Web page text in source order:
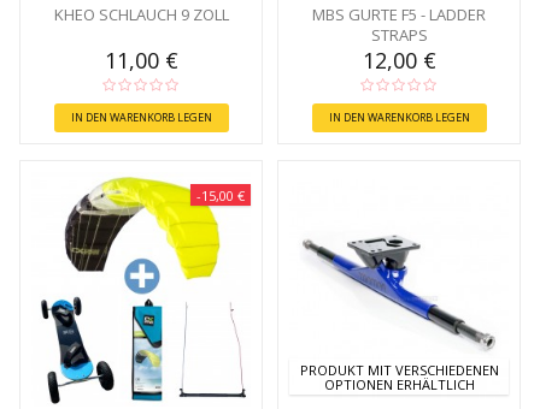
KHEO SCHLAUCH 9 ZOLL
11,00 €
IN DEN WARENKORB LEGEN
MBS GURTE F5 - LADDER
STRAPS
12,00 €
IN DEN WARENKORB LEGEN
-15,00 €
PRODUKT MIT VERSCHIEDENEN
OPTIONEN ERHÄLTLICH